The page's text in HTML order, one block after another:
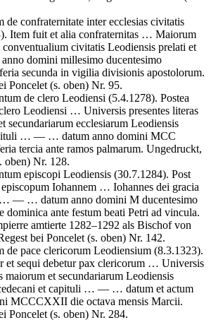
de confraternitate inter ecclesias civitatis
. Item fuit et alia confraternitas … Maiorum
conventualium civitatis Leodiensis prelati et
anno domini millesimo ducentesimo
secunda in vigilia divisionis apostolorum.
Poncelet (s. oben) Nr. 95.
de clero Leodiensi (5.4.1278). Postea
Leodiensi … Universis presentes literas
secundariarum ecclesiarum Leodiensis
… — … datum anno domini MCC
tercia ante ramos palmarum. Ungedruckt,
oben) Nr. 128.
episcopi Leodiensis (30.7.1284). Post
Iohannem … Iohannes dei gracia
… — … datum anno domini M ducentesimo
dominica ante festum beati Petri ad vincula.
amtierte 1282–1292 als Bischof von
bei Poncelet (s. oben) Nr. 142.
de pace clericorum Leodiensium (8.3.1323).
et sequi debetur pax clericorum … Universis
maiorum et secundariarum Leodiensis
et capituli … — … datum et actum
MCCCXXII die octava mensis Marcii.
Poncelet (s. oben) Nr. 284.